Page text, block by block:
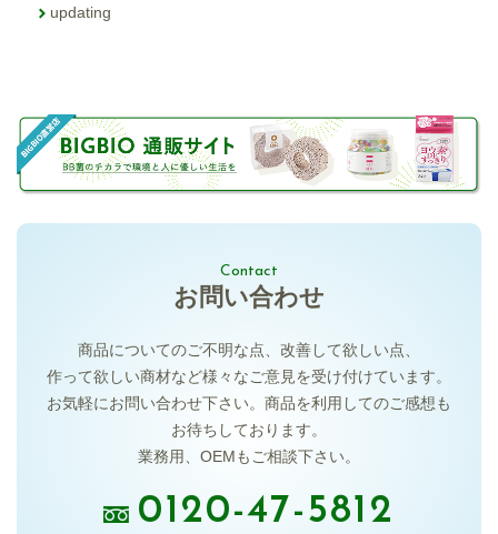
updating
Contact
お問い合わせ
商品についてのご不明な点、 改善して欲しい点、
作って欲しい商材など様々なご意見を受け付けています。
お気軽にお問い合わせ下さい。 商品を利用してのご感想も
お待ちしております。
業務用、OEMもご相談下さい。
0120-47-5812